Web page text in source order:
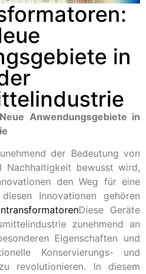
in
Anwendungsgebiete in
der Bedeutung von
Nachhaltigkeit bewusst wird,
den Weg für eine
Innovationen gehören
Diese Geräte
zunehmend an
Eigenschaften und
Konservierungs- und
revolutionieren. In diesem